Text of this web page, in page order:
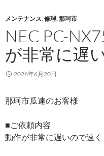
メンテナンス,修理,那珂市
NEC PC-
が非常に遅
2026年6月20日
那珂市瓜連のお客様
■ご依頼内容
動作が非常に遅いので速